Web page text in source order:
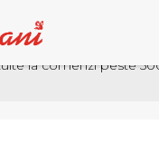
la comenzi peste